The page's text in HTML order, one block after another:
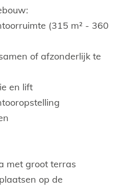
(315 m² - 360
of afzonderlijk te
en lift
met groot terras
op de